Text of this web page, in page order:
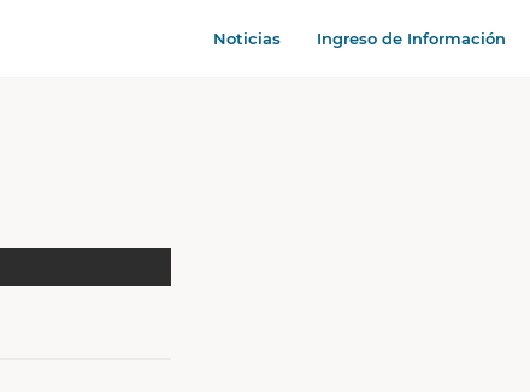
Noticias Ingreso de Información